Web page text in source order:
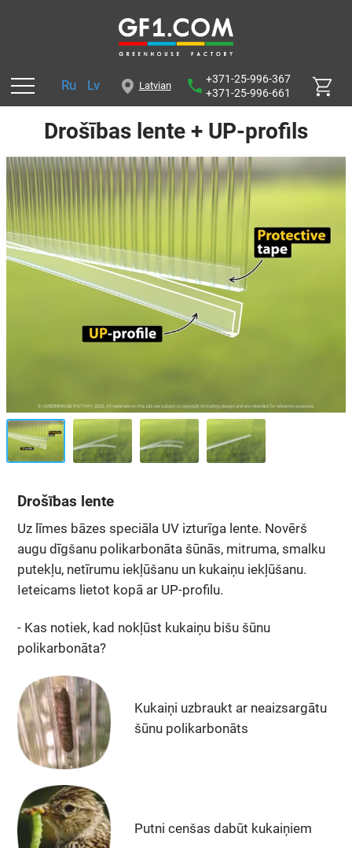
Latvian
Ru Lv
+371-25-996-367
+371-25-996-661
Drošības lente + UP-profils
Drošības lente
Uz līmes bāzes speciāla UV izturīga lente. Novērš
augu dīgšanu polikarbonāta šūnās, mitruma, smalku
putekļu, netīrumu iekļūšanu un kukaiņu iekļūšanu.
Ieteicams lietot kopā ar UP-profilu.
- Kas notiek, kad nokļūst kukaiņu bišu šūnu
polikarbonāta?
Kukaiņi uzbraukt ar neaizsargātu
šūnu polikarbonāts
Putni cenšas dabūt kukaiņiem